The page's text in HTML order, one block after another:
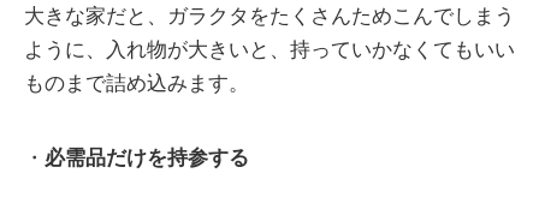
大きな家だと、ガラクタをたくさんためこんでしまう
ように、入れ物が大きいと、持っていかなくてもいい
ものまで詰め込みます。
・ 必需品だけを持参する